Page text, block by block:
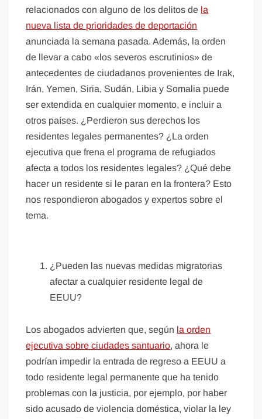
relacionados con alguno de los delitos de la
nueva lista de prioridades de deportación
anunciada la semana pasada. Además, la orden
de llevar a cabo «los severos escrutinios» de
antecedentes de ciudadanos provenientes de Irak,
Irán, Yemen, Siria, Sudán, Libia y Somalia puede
ser extendida en cualquier momento, e incluir a
otros países. ¿Perdieron sus derechos los
residentes legales permanentes? ¿La orden
ejecutiva que frena el programa de refugiados
afecta a todos los residentes legales? ¿Qué debe
hacer un residente si le paran en la frontera? Esto
nos respondieron abogados y expertos sobre el
tema.
¿Pueden las nuevas medidas migratorias
afectar a cualquier residente legal de
EEUU?
Los abogados advierten que, según la orden
ejecutiva sobre ciudades santuario, ahora le
podrían impedir la entrada de regreso a EEUU a
todo residente legal permanente que ha tenido
problemas con la justicia, por ejemplo, por haber
sido acusado de violencia doméstica, violar la ley